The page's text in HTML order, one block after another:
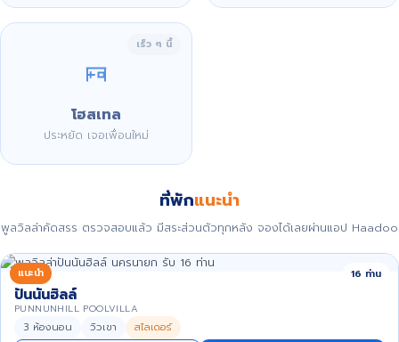
เร็ว ๆ นี้
โฮสเทล
ประหยัด เจอเพื่อนใหม่
ที่พักแนะนำ
พูลวิลล่าคัดสรร ตรวจสอบแล้ว มีสระส่วนตัวทุกหลัง จองได้เลยผ่านแอป Haadoo
แนะนำ 16 ท่าน
ปันนันฮิลล์
PUNNUNHILL POOLVILLA
3 ห้องนอน วิวเขา สไลเดอร์